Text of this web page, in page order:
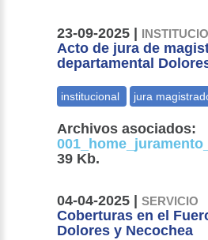
23-09-2025 |
Acto de jura de
departamental
Archivos asociados:
39 Kb.
04-04-2025 |SERVICIO
Coberturas en el
Dolores y Necochea